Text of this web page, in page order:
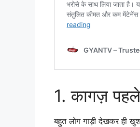
1. कागज़
बहुत लोग गाड़ी देखकर ही